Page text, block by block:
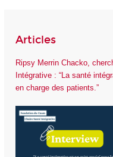
Articles
Ripsy Merrin Chacko,
Intégrative : “La santé
en charge des patients.”